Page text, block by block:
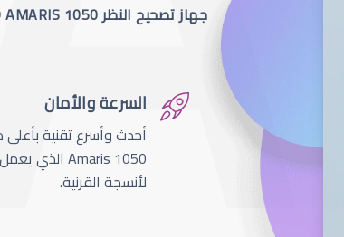
جهاز تصحيح النظر SCHWIND AMARIS 1050
السرعة والأمان
لأنسجة القرنية.